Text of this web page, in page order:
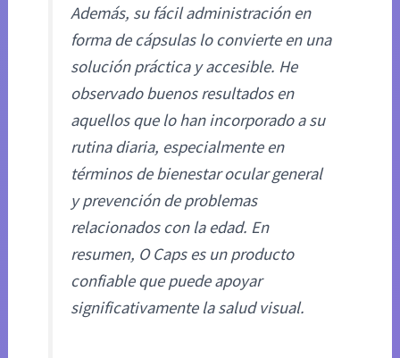
Además, su fácil administración en
forma de cápsulas lo convierte en una
solución práctica y accesible. He
observado buenos resultados en
aquellos que lo han incorporado a su
rutina diaria, especialmente en
términos de bienestar ocular general
y prevención de problemas
relacionados con la edad. En
resumen, O Caps es un producto
confiable que puede apoyar
significativamente la salud visual.